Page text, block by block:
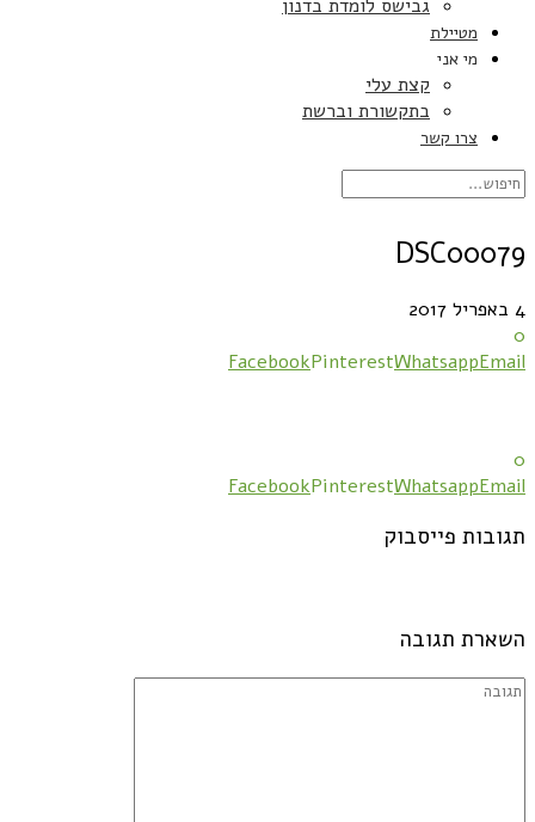
גבישס לומדת בדנון
מטיילת
מי אני
קצת עלי
בתקשורת וברשת
צרו קשר
DSC00079
4 באפריל 2017
0
FacebookPinterestWhatsappEmail
0
FacebookPinterestWhatsappEmail
תגובות פייסבוק
השארת תגובה